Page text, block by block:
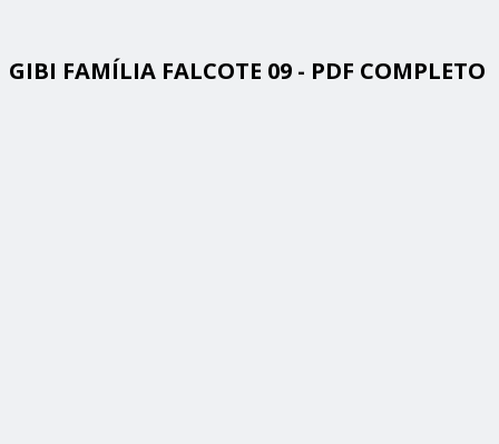
GIBI FAMÍLIA FALCOTE 09 - PDF COMPLETO